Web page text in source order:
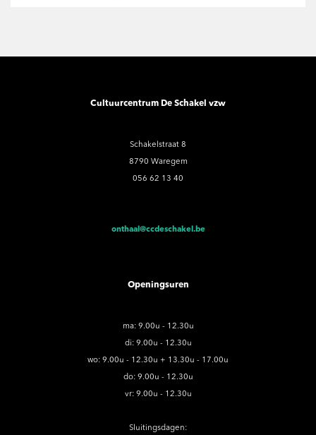
Cultuurcentrum De Schakel vzw
Schakelstraat 8
8790 Waregem
056 62 13 40
onthaal@ccdeschakel.be
Openingsuren
ma: 9.00u - 12.30u
di: 9.00u - 12.30u
wo: 9.00u - 12.30u + 13.30u - 17.00u
do: 9.00u - 12.30u
vr: 9.00u - 12.30u
Sluitingsdagen: